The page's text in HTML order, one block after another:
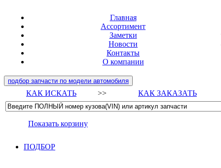
Главная
Ассортимент
Заметки
Новости
Контакты
О компании
подбор запчасти по модели автомобиля
КАК ИСКАТЬ >> КАК ЗАКАЗАТЬ
Показать корзину
ПОДБОР